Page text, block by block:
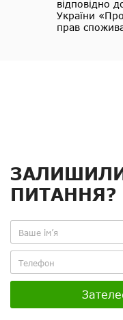
відповідно
України
прав
ПИТАННЯ?